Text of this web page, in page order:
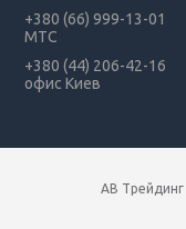
+380 (66) 999-13-01
МТС
+380 (44) 206-42-16
офис Киев